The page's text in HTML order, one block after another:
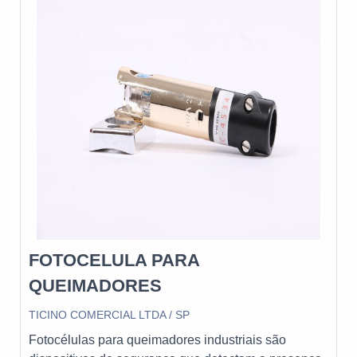
FOTOCELULA PARA
QUEIMADORES
TICINO COMERCIAL LTDA / SP
Fotocélulas para queimadores industriais são